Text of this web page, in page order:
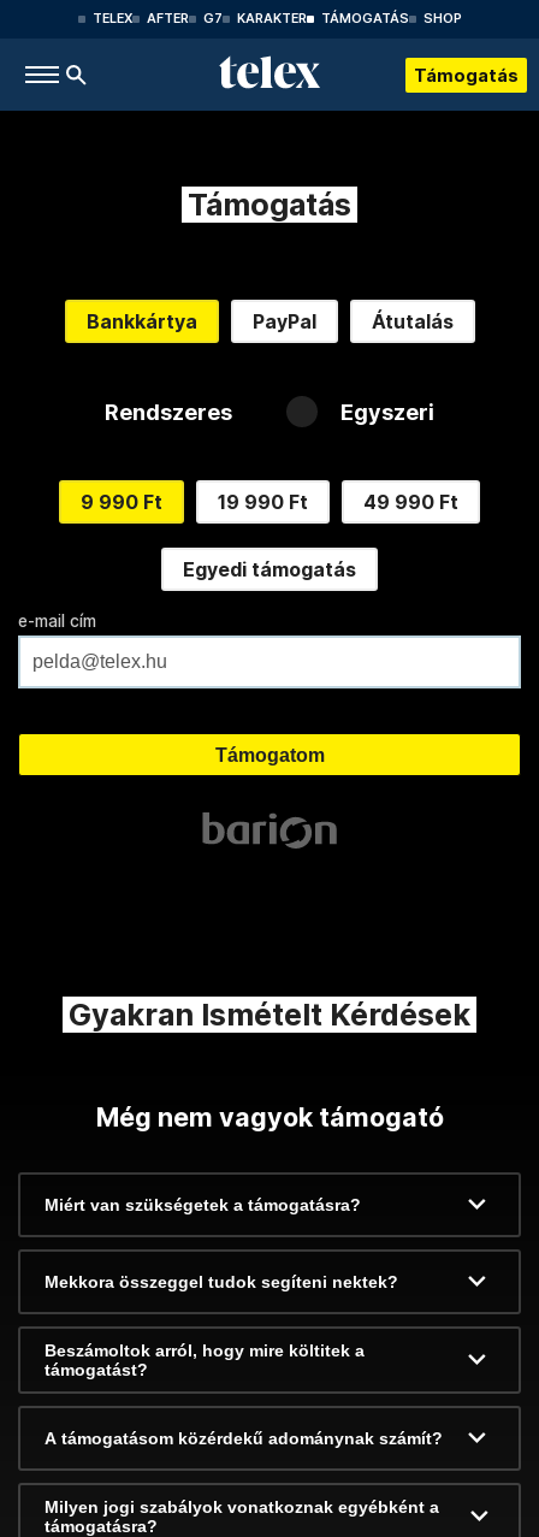
TELEX AFTER G7 KARAKTER TÁMOGATÁS SHOP
Támogatás
Támogatás
Bankkártya PayPal Átutalás
Rendszeres Egyszeri
9 990 Ft 19 990 Ft 49 990 Ft
Egyedi támogatás
e-mail cím
Gyakran Ismételt Kérdések
Még nem vagyok támogató
Miért van szükségetek a támogatásra?
Mekkora összeggel tudok segíteni nektek?
Beszámoltok arról, hogy mire költitek a
támogatást?
A támogatásom közérdekű adománynak számít?
Milyen jogi szabályok vonatkoznak egyébként a
támogatásra?